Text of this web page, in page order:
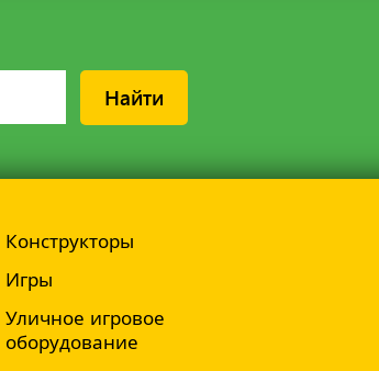
Найти
Конструкторы
Игры
Уличное игровое
оборудование